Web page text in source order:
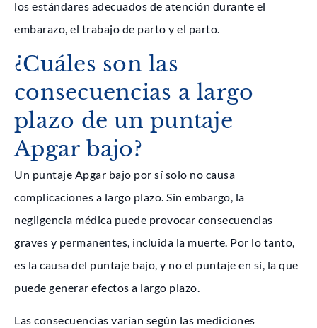
los estándares adecuados de atención durante el
embarazo, el trabajo de parto y el parto.
¿Cuáles son las
consecuencias a largo
plazo de un puntaje
Apgar bajo?
Un puntaje Apgar bajo por sí solo no causa
complicaciones a largo plazo. Sin embargo, la
negligencia médica puede provocar consecuencias
graves y permanentes, incluida la muerte. Por lo tanto,
es la causa del puntaje bajo, y no el puntaje en sí, la que
puede generar efectos a largo plazo.
Las consecuencias varían según las mediciones